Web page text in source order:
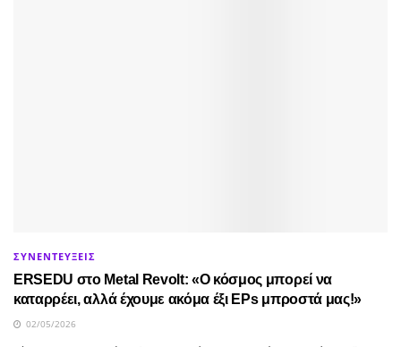
ΣΥΝΕΝΤΕΥΞΕΙΣ
ERSEDU στο Metal Revolt: «Ο κόσμος μπορεί να
καταρρέει, αλλά έχουμε ακόμα έξι EPs μπροστά μας!»
02/05/2026